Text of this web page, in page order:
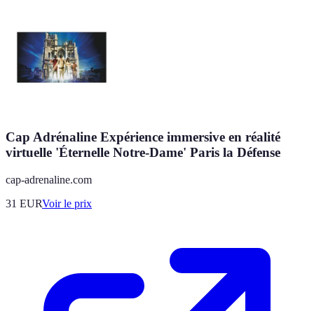
Cap Adrénaline Expérience immersive en réalité
virtuelle 'Éternelle Notre-Dame' Paris la Défense
cap-adrenaline.com
31 EURVoir le prix